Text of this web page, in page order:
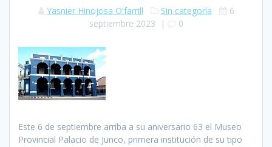
Yasnier Hinojosa O'farrill Sin categoría
6
septiembre 2023 | 0
Este 6 de septiembre arriba a su aniversario 63 el Museo
Provincial Palacio de Junco, primera institución de su tipo